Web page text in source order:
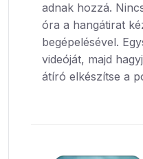
adnak hozzá.
óra a hangátirat
begépelésével.
videóját, majd
átíró elkészítse a